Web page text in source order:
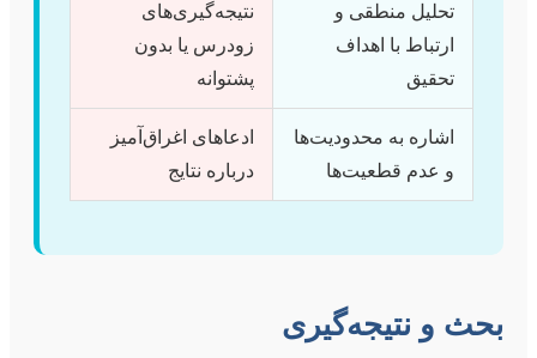
تحلیل منطقی و
ارتباط با اهداف
تحقیق
نتیجه‌گیری‌های
زودرس یا بدون
پشتوانه
اشاره به محدودیت‌ها
و عدم قطعیت‌ها
ادعاهای اغراق‌آمیز
درباره نتایج
بحث و نتیجه‌گیری